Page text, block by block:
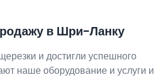
в Шри-Ланку
и достигли успешного
наше оборудование и услуги и